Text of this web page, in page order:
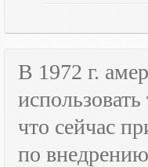
В 1972 г.
что сейчас
по внедрению